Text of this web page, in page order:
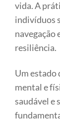
vida. A
indivíduos
navegação
resiliência.
Um estado
mental e
saudável e